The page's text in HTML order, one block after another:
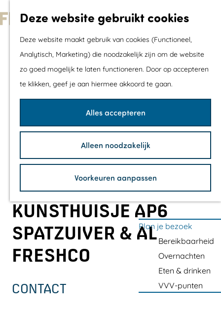
Deze website gebruikt cookies
Deze website maakt gebruik van cookies (Functioneel,
Analytisch, Marketing) die noodzakelijk zijn om de website
zo goed mogelijk te laten functioneren. Door op accepteren
te klikken, geef je aan hiermee akkoord te gaan.
Alles accepteren
Alleen noodzakelijk
Voorkeuren aanpassen
Shoppen
Vaarroutes
Plan je bezoek
Bereikbaarheid
Overnachten
Eten & drinken
VVV-punten
KUNSTHUISJE AP6
SPATZUIVER & AL
FRESHCO
CONTACT